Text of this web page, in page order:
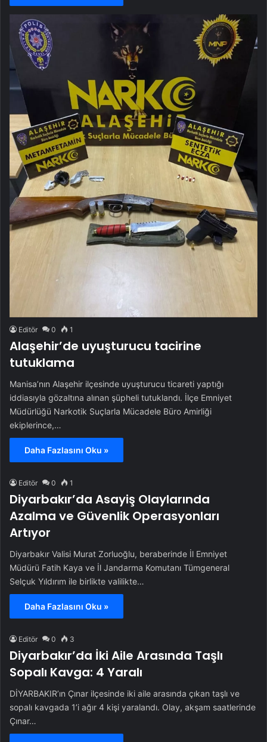
Editör 0 1
Alaşehir’de uyuşturucu tacirine
tutuklama
Manisa’nın Alaşehir ilçesinde uyuşturucu ticareti yaptığı
iddiasıyla gözaltına alınan şüpheli tutuklandı. İlçe Emniyet
Müdürlüğü Narkotik Suçlarla Mücadele Büro Amirliği
ekiplerince,…
Daha Fazlasını Oku »
Editör 0 1
Diyarbakır’da Asayiş Olaylarında
Azalma ve Güvenlik Operasyonları
Artıyor
Diyarbakır Valisi Murat Zorluoğlu, beraberinde İl Emniyet
Müdürü Fatih Kaya ve İl Jandarma Komutanı Tümgeneral
Selçuk Yıldırım ile birlikte valilikte…
Daha Fazlasını Oku »
Editör 0 3
Diyarbakır’da İki Aile Arasında Taşlı
Sopalı Kavga: 4 Yaralı
DİYARBAKIR’ın Çınar ilçesinde iki aile arasında çıkan taşlı ve
sopalı kavgada 1’i ağır 4 kişi yaralandı. Olay, akşam saatlerinde
Çınar…